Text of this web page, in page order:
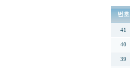
번호
41
40
39